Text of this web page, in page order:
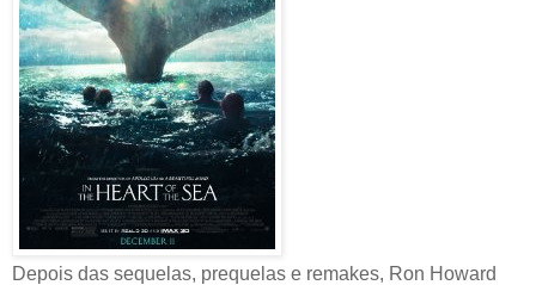
Depois das sequelas, prequelas e remakes, Ron Howard